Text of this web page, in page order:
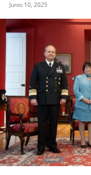
Junio 10, 2025